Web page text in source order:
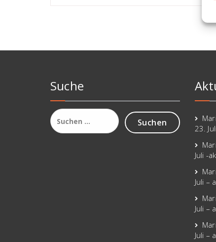
Suche
23.
Juli -
Juli –
Juli –
Juli –